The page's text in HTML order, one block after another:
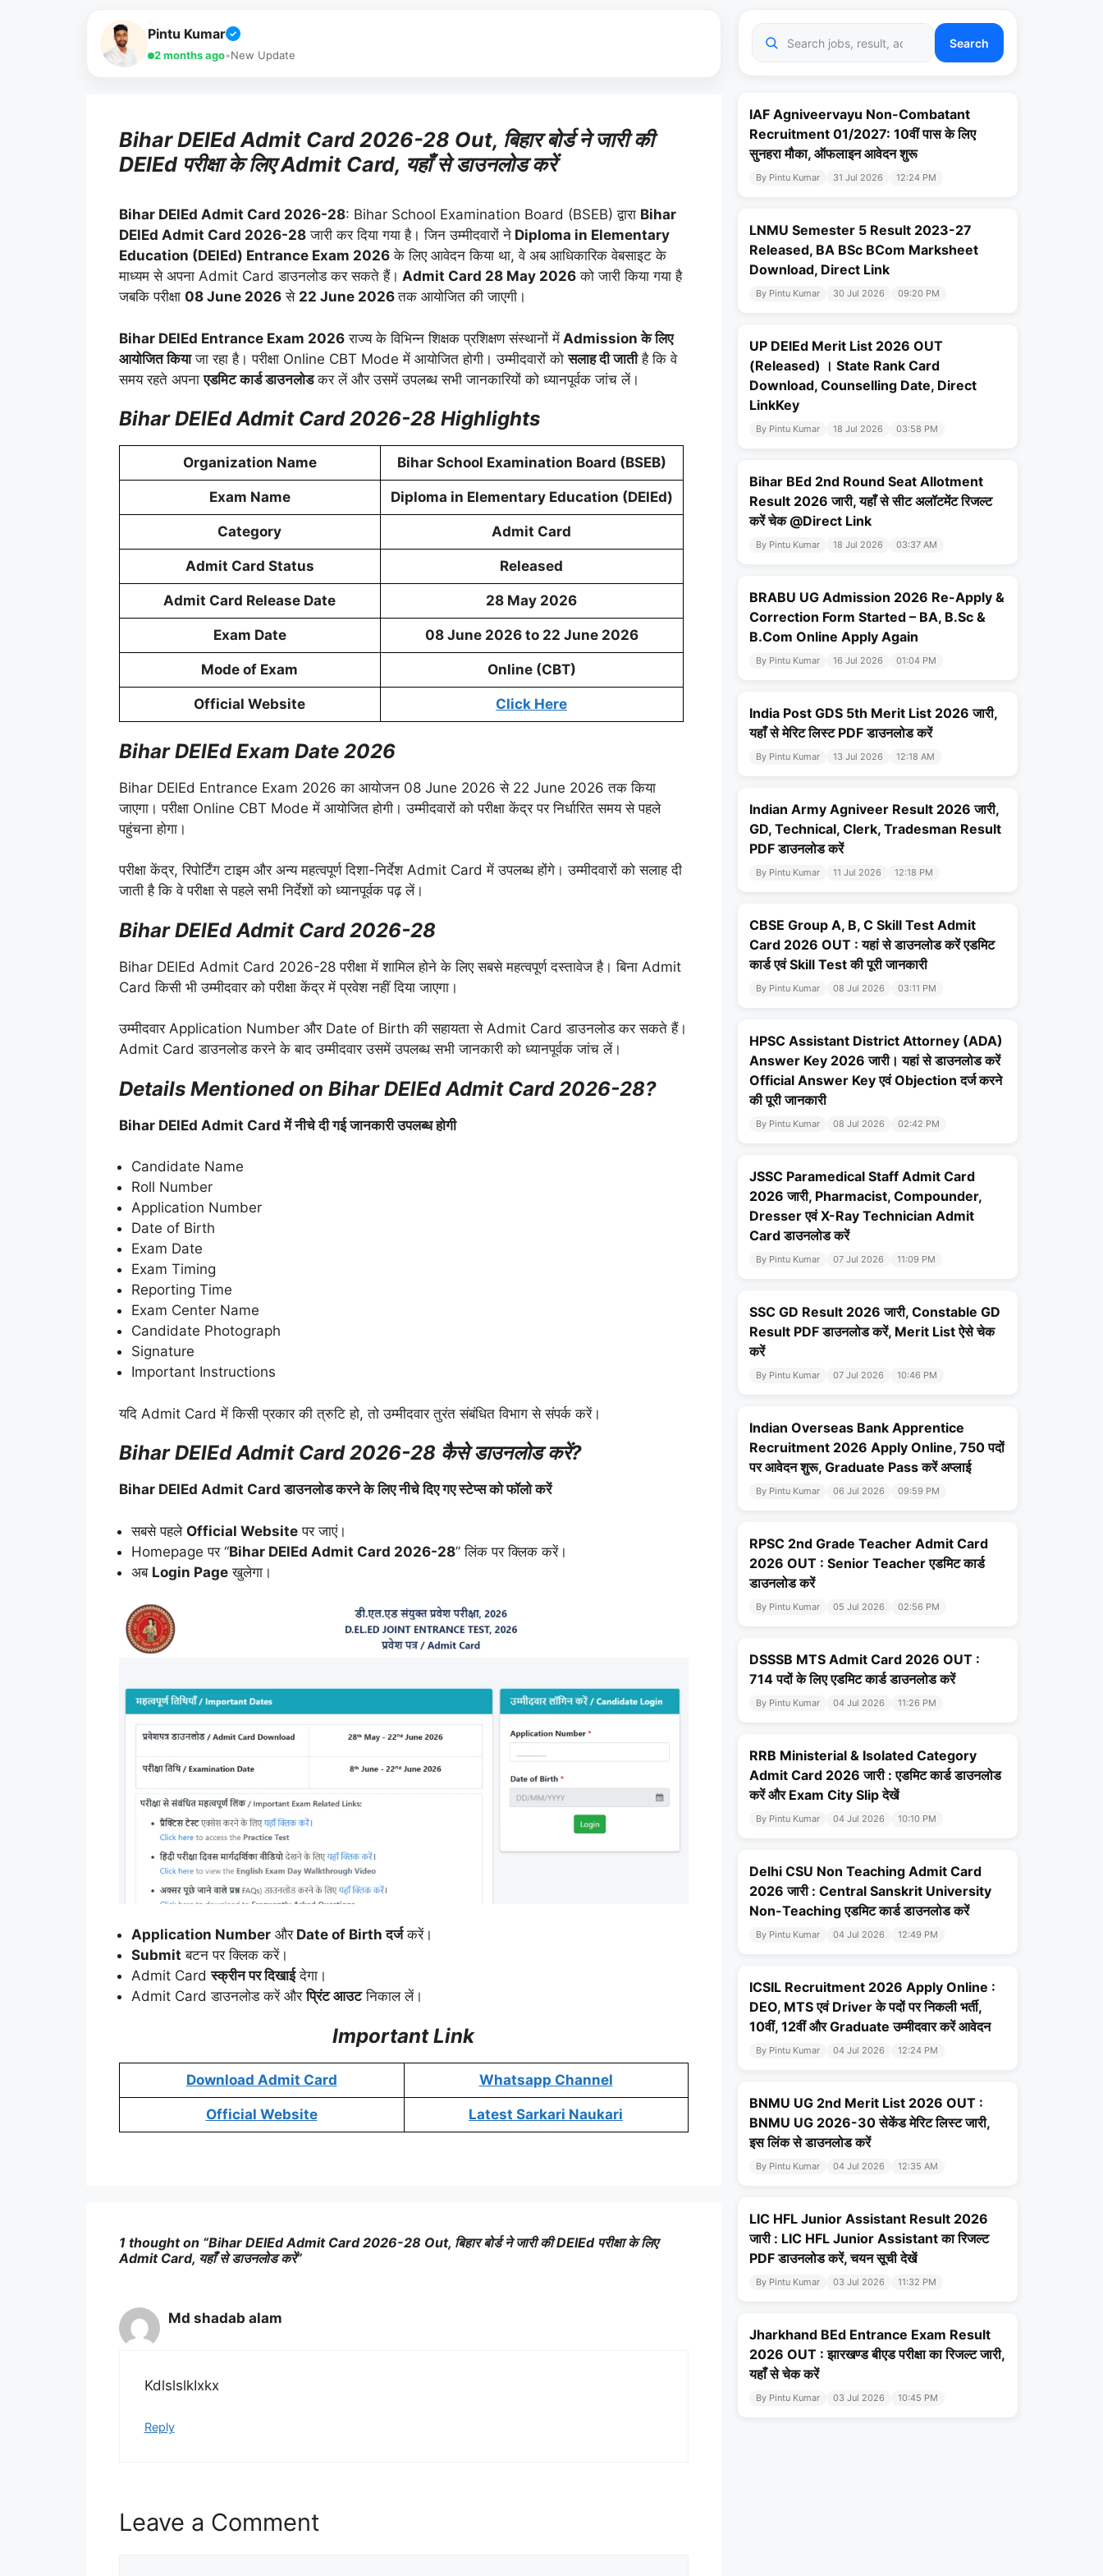
Pintu Kumar ✓
2 months ago•New Update
Bihar DElEd Admit Card 2026-28 Out, बिहार बोर्ड ने जारी की
DElEd परीक्षा के लिए Admit Card, यहाँ से डाउनलोड करें
Bihar DElEd Admit Card 2026-28: Bihar School Examination Board (BSEB) द्वारा Bihar
DElEd Admit Card 2026-28जारी कर दिया गया है। जिन उम्मीदवारों नेDiploma in Elementary
Education (DElEd) Entrance Exam 2026के लिए आवेदन किया था, वे अब आधिकारिक वेबसाइट के
माध्यम से अपना Admit Card डाउनलोड कर सकते हैं। Admit Card 28 May 2026को जारी किया गया है
जबकि परीक्षा 08 June 2026से 22 June 2026तक आयोजित की जाएगी।
Bihar DElEd Entrance Exam 2026राज्य के विभिन्न शिक्षक प्रशिक्षण संस्थानों मेंAdmission के लिए
आयोजित कियाजा रहा है। परीक्षा Online CBT Mode में आयोजित होगी। उम्मीदवारों कोसलाह दी जातीहै कि वे
समय रहते अपनाएडमिट कार्ड डाउनलोडकर लें और उसमें उपलब्ध सभी जानकारियों को ध्यानपूर्वक जांच लें।
Bihar DElEd Admit Card 2026-28 Highlights
Organization Name Bihar School Examination Board (BSEB)
Exam Name Diploma in Elementary Education (DElEd)
Category Admit Card
Admit Card Status Released
Admit Card Release Date 28 May 2026
Exam Date 08 June 2026 to 22 June 2026
Mode of Exam Online (CBT)
Official Website Click Here
Bihar DElEd Exam Date 2026
Bihar DElEd Entrance Exam 2026 का आयोजन 08 June 2026 से 22 June 2026 तक किया
जाएगा। परीक्षा Online CBT Mode में आयोजित होगी। उम्मीदवारों को परीक्षा केंद्र पर निर्धारित समय से पहले
पहुंचना होगा।
परीक्षा केंद्र, रिपोर्टिंग टाइम और अन्य महत्वपूर्ण दिशा-निर्देश Admit Card में उपलब्ध होंगे। उम्मीदवारों को सलाह दी
जाती है कि वे परीक्षा से पहले सभी निर्देशों को ध्यानपूर्वक पढ़ लें।
Bihar DElEd Admit Card 2026-28
Bihar DElEd Admit Card 2026-28 परीक्षा में शामिल होने के लिए सबसे महत्वपूर्ण दस्तावेज है। बिना Admit
Card किसी भी उम्मीदवार को परीक्षा केंद्र में प्रवेश नहीं दिया जाएगा।
उम्मीदवार Application Number और Date of Birth की सहायता से Admit Card डाउनलोड कर सकते हैं।
Admit Card डाउनलोड करने के बाद उम्मीदवार उसमें उपलब्ध सभी जानकारी को ध्यानपूर्वक जांच लें।
Details Mentioned on Bihar DElEd Admit Card 2026-28?
Bihar DElEd Admit Card में नीचे दी गई जानकारी उपलब्ध होगी
Candidate Name
Roll Number
Application Number
Date of Birth
Exam Date
Exam Timing
Reporting Time
Exam Center Name
Candidate Photograph
Signature
Important Instructions
यदि Admit Card में किसी प्रकार की त्रुटि हो, तो उम्मीदवार तुरंत संबंधित विभाग से संपर्क करें।
Bihar DElEd Admit Card 2026-28 कैसे डाउनलोड करें?
Bihar DElEd Admit Card डाउनलोड करने के लिए नीचे दिए गए स्टेप्स को फॉलो करें
सबसे पहले Official Websiteपर जाएं।
Homepage पर “Bihar DElEd Admit Card 2026-28” लिंक पर क्लिक करें।
अब Login Pageखुलेगा।
Application NumberऔरDate of Birth दर्जकरें।
Submit बटन पर क्लिक करें।
Admit Cardस्क्रीन पर दिखाईदेगा।
Admit Card डाउनलोड करें औरप्रिंट आउटनिकाल लें।
Important Link
Download Admit Card Whatsapp Channel
Official Website Latest Sarkari Naukari
1 thought on “Bihar DElEd Admit Card 2026-28 Out, बिहार बोर्ड ने जारी की DElEd परीक्षा के लिए
Admit Card, यहाँ से डाउनलोड करें”
Md shadab alam
KdlslslkIxkx
Reply
Leave a Comment
Search
IAF Agniveervayu Non-Combatant
Recruitment 01/2027: 10वीं पास के लिए
सुनहरा मौका, ऑफलाइन आवेदन शुरू
By Pintu Kumar 31 Jul 2026 12:24 PM
LNMU Semester 5 Result 2023-27
Released, BA BSc BCom Marksheet
Download, Direct Link
By Pintu Kumar 30 Jul 2026 09:20 PM
UP DElEd Merit List 2026 OUT
(Released) । State Rank Card
Download, Counselling Date, Direct
LinkKey
By Pintu Kumar 18 Jul 2026 03:58 PM
Bihar BEd 2nd Round Seat Allotment
Result 2026 जारी, यहाँ से सीट अलॉटमेंट रिजल्ट
करें चेक @Direct Link
By Pintu Kumar 18 Jul 2026 03:37 AM
BRABU UG Admission 2026 Re-Apply &
Correction Form Started – BA, B.Sc &
B.Com Online Apply Again
By Pintu Kumar 16 Jul 2026 01:04 PM
India Post GDS 5th Merit List 2026 जारी,
यहाँ से मेरिट लिस्ट PDF डाउनलोड करें
By Pintu Kumar 13 Jul 2026 12:18 AM
Indian Army Agniveer Result 2026 जारी,
GD, Technical, Clerk, Tradesman Result
PDF डाउनलोड करें
By Pintu Kumar 11 Jul 2026 12:18 PM
CBSE Group A, B, C Skill Test Admit
Card 2026 OUT : यहां से डाउनलोड करें एडमिट
कार्ड एवं Skill Test की पूरी जानकारी
By Pintu Kumar 08 Jul 2026 03:11 PM
HPSC Assistant District Attorney (ADA)
Answer Key 2026 जारी। यहां से डाउनलोड करें
Official Answer Key एवं Objection दर्ज करने
की पूरी जानकारी
By Pintu Kumar 08 Jul 2026 02:42 PM
JSSC Paramedical Staff Admit Card
2026 जारी, Pharmacist, Compounder,
Dresser एवं X-Ray Technician Admit
Card डाउनलोड करें
By Pintu Kumar 07 Jul 2026 11:09 PM
SSC GD Result 2026 जारी, Constable GD
Result PDF डाउनलोड करें, Merit List ऐसे चेक
करें
By Pintu Kumar 07 Jul 2026 10:46 PM
Indian Overseas Bank Apprentice
Recruitment 2026 Apply Online, 750 पदों
पर आवेदन शुरू, Graduate Pass करें अप्लाई
By Pintu Kumar 06 Jul 2026 09:59 PM
RPSC 2nd Grade Teacher Admit Card
2026 OUT : Senior Teacher एडमिट कार्ड
डाउनलोड करें
By Pintu Kumar 05 Jul 2026 02:56 PM
DSSSB MTS Admit Card 2026 OUT :
714 पदों के लिए एडमिट कार्ड डाउनलोड करें
By Pintu Kumar 04 Jul 2026 11:26 PM
RRB Ministerial & Isolated Category
Admit Card 2026 जारी : एडमिट कार्ड डाउनलोड
करें और Exam City Slip देखें
By Pintu Kumar 04 Jul 2026 10:10 PM
Delhi CSU Non Teaching Admit Card
2026 जारी : Central Sanskrit University
Non-Teaching एडमिट कार्ड डाउनलोड करें
By Pintu Kumar 04 Jul 2026 12:49 PM
ICSIL Recruitment 2026 Apply Online :
DEO, MTS एवं Driver के पदों पर निकली भर्ती,
10वीं, 12वीं और Graduate उम्मीदवार करें आवेदन
By Pintu Kumar 04 Jul 2026 12:24 PM
BNMU UG 2nd Merit List 2026 OUT :
BNMU UG 2026-30 सेकेंड मेरिट लिस्ट जारी,
इस लिंक से डाउनलोड करें
By Pintu Kumar 04 Jul 2026 12:35 AM
LIC HFL Junior Assistant Result 2026
जारी : LIC HFL Junior Assistant का रिजल्ट
PDF डाउनलोड करें, चयन सूची देखें
By Pintu Kumar 03 Jul 2026 11:32 PM
Jharkhand BEd Entrance Exam Result
2026 OUT : झारखण्ड बीएड परीक्षा का रिजल्ट जारी,
यहाँ से चेक करें
By Pintu Kumar 03 Jul 2026 10:45 PM